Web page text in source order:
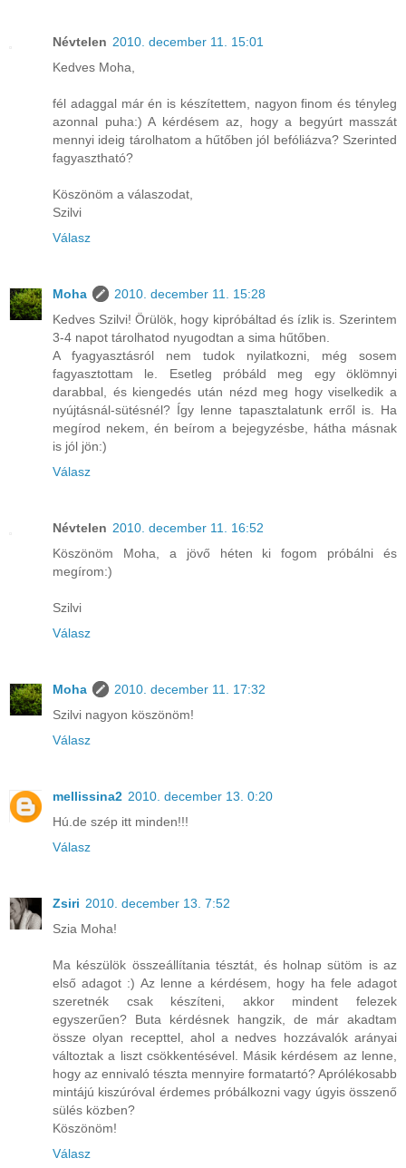
Névtelen 2010. december 11. 15:01
Kedves Moha,
fél adaggal már én is készítettem, nagyon finom és tényleg
azonnal puha:) A kérdésem az, hogy a begyúrt masszát
mennyi ideig tárolhatom a hűtőben jól befóliázva? Szerinted
fagyasztható?
Köszönöm a válaszodat,
Szilvi
Válasz
Moha
2010. december 11. 15:28
Kedves Szilvi! Örülök, hogy kipróbáltad és ízlik is. Szerintem
3-4 napot tárolhatod nyugodtan a sima hűtőben.
A fyagyasztásról nem tudok nyilatkozni, még sosem
fagyasztottam le. Esetleg próbáld meg egy öklömnyi
darabbal, és kiengedés után nézd meg hogy viselkedik a
nyújtásnál-sütésnél? Így lenne tapasztalatunk erről is. Ha
megírod nekem, én beírom a bejegyzésbe, hátha másnak
is jól jön:)
Válasz
Névtelen 2010. december 11. 16:52
Köszönöm Moha, a jövő héten ki fogom próbálni és
megírom:)
Szilvi
Válasz
Moha
2010. december 11. 17:32
Szilvi nagyon köszönöm!
Válasz
mellissina2 2010. december 13. 0:20
Hú.de szép itt minden!!!
Válasz
Zsiri 2010. december 13. 7:52
Szia Moha!
Ma készülök összeállítania tésztát, és holnap sütöm is az
első adagot :) Az lenne a kérdésem, hogy ha fele adagot
szeretnék csak készíteni, akkor mindent felezek
egyszerűen? Buta kérdésnek hangzik, de már akadtam
össze olyan recepttel, ahol a nedves hozzávalók arányai
változtak a liszt csökkentésével. Másik kérdésem az lenne,
hogy az ennivaló tészta mennyire formatartó? Aprólékosabb
mintájú kiszúróval érdemes próbálkozni vagy úgyis összenő
sülés közben?
Köszönöm!
Válasz